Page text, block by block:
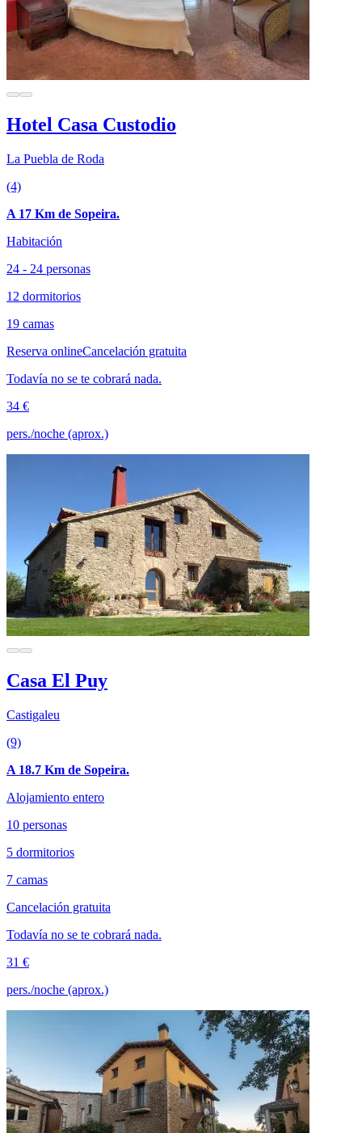
Hotel Casa Custodio
La Puebla de Roda
(4)
A 17 Km de Sopeira.
Habitación
24 - 24 personas
12 dormitorios
19 camas
Reserva onlineCancelación gratuita
Todavía no se te cobrará nada.
34 €
pers./noche (aprox.)
Casa El Puy
Castigaleu
(9)
A 18.7 Km de Sopeira.
Alojamiento entero
10 personas
5 dormitorios
7 camas
Cancelación gratuita
Todavía no se te cobrará nada.
31 €
pers./noche (aprox.)